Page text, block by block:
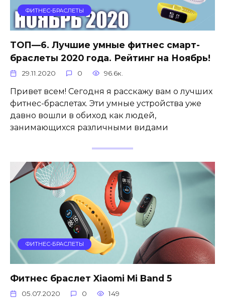
ФИТНЕС-БРАСЛЕТЫ
ТОП—6. Лучшие умные фитнес смарт-
браслеты 2020 года. Рейтинг на Ноябрь!
29.11.2020 0 96.6к.
Привет всем! Сегодня я расскажу вам о лучших
фитнес-браслетах. Эти умные устройства уже
давно вошли в обиход как людей,
занимающихся различными видами
ФИТНЕС-БРАСЛЕТЫ
Фитнес браслет Xiaomi Mi Band 5
05.07.2020 0 149